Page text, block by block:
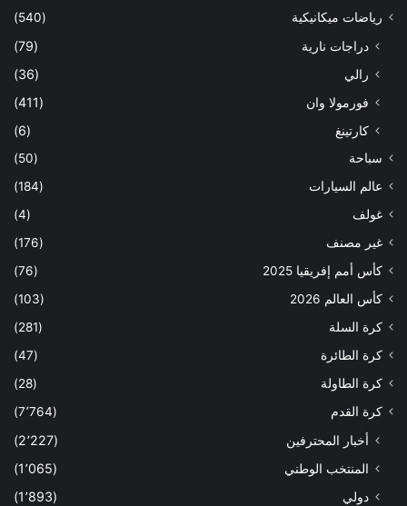
رياضات ميكانيكية
(540)
دراجات نارية
(79)
رالي
(36)
فورمولا وان
(411)
كارتينغ
(6)
سباحة
(50)
عالم السيارات
(184)
غولف
(4)
غير مصنف
(176)
كأس أمم إفريقيا 2025
(76)
كأس العالم 2026
(103)
كرة السلة
(281)
كرة الطائرة
(47)
كرة الطاولة
(28)
كرة القدم
(7٬764)
أخبار المحترفين
(2٬227)
المنتخب الوطني
(1٬065)
دولي
(1٬893)